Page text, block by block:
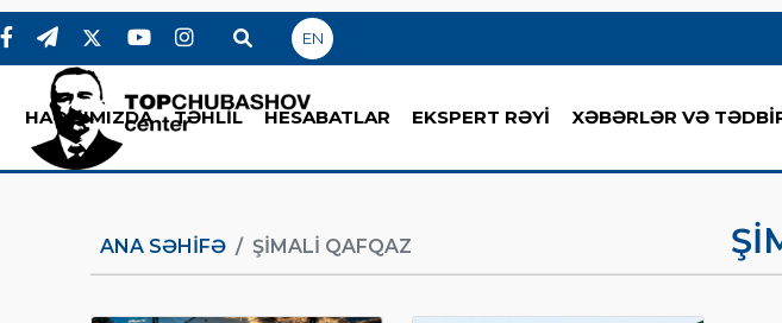
EN
HAQQIMIZDA TƏHLİL HESABATLAR EKSPERT RƏYİ XƏBƏRLƏR VƏ
ANA SƏHIFƏ ŞIMALI QAFQAZ